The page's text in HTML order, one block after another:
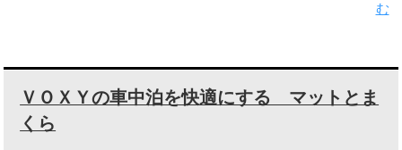
む
ＶＯＸＹの車中泊を快適にする マットとま
くら